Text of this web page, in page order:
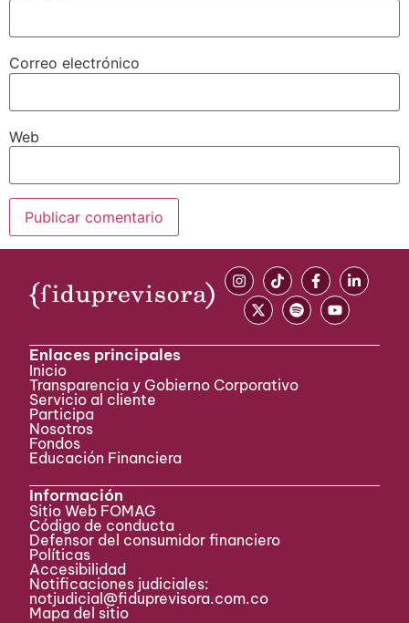
Correo electrónico
Web
Enlaces principales
Inicio
Transparencia y Gobierno Corporativo
Servicio al cliente
Participa ​
Nosotros
Fondos
Educación Financiera
Información
Sitio Web FOMAG
Código de conducta
Defensor del consumidor financiero
Políticas
Accesibilidad
Notificaciones judiciales:
notjudicial@fiduprevisora.com.co
Mapa del sitio